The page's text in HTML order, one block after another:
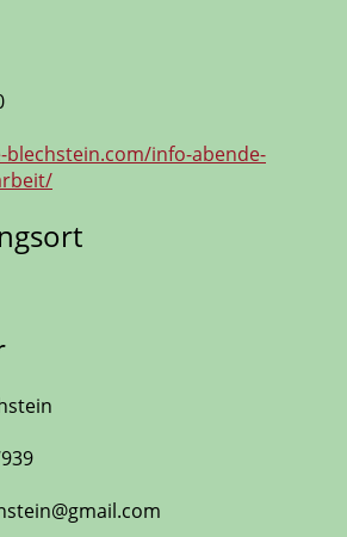
blechstein.com/info-abende-